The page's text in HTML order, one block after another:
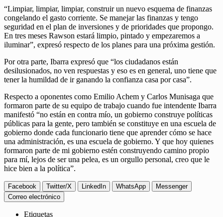
“Limpiar, limpiar, limpiar, construir un nuevo esquema de finanzas
congelando el gasto corriente. Se manejar las finanzas y tengo
seguridad en el plan de inversiones y de prioridades que propongo.
En tres meses Rawson estará limpio, pintado y empezaremos a
iluminar”, expresó respecto de los planes para una próxima gestión.
Por otra parte, Ibarra expresó que “los ciudadanos están
desilusionados, no ven respuestas y eso es en general, uno tiene que
tener la humildad de ir ganando la confianza casa por casa”.
Respecto a oponentes como Emilio Achem y Carlos Munisaga que
formaron parte de su equipo de trabajo cuando fue intendente Ibarra
manifestó “no están en contra mío, un gobierno construye políticas
públicas para la gente, pero también se constituye en una escuela de
gobierno donde cada funcionario tiene que aprender cómo se hace
una administración, es una escuela de gobierno. Y que hoy quienes
formaron parte de mi gobierno estén construyendo camino propio
para mí, lejos de ser una pelea, es un orgullo personal, creo que le
hice bien a la política”.
Facebook Twitter/X LinkedIn WhatsApp
Messenger
Correo electrónico
Etiquetas